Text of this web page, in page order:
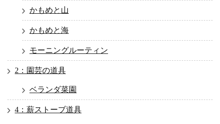
かもめと山
かもめと海
モーニングルーティン
2：園芸の道具
ベランダ菜園
4：薪ストーブ道具